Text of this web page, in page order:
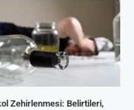
Zehirlenmesi: Belirtileri,